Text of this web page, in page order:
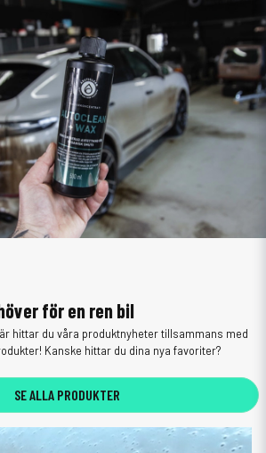
för en ren bil
hittar du våra produktnyheter tillsammans med
Kanske hittar du dina nya favoriter?
SE ALLA PRODUKTER